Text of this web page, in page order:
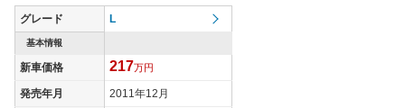
タイヤ
タイヤサイズ
(前)
195/65R15 91S
タイヤサイズ
195/65R15 91S
グレード L
基本情報
新車価格 217万円
発売年月 2011年12月